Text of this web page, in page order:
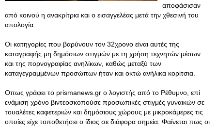
αποφάσισαν
από κοινού η ανακρίτρια και ο εισαγγελέας μετά την χθεσινή του
απολογία.
Οι κατηγορίες που βαρύνουν τον 32χρονο είναι αυτές της
καταγραφής μη δημόσιων στιγμών με τη χρήση τεχνητών μέσων
και της πορνογραφίας ανηλίκων, καθώς μεταξύ των
καταγεγραμμένων προσώπων ήταν και οκτώ ανήλικα κορίτσια.
Οπως γράφει το prismanews.gr o λογιστής από το Ρέθυμνο, επί
ενάμιση χρόνο βιντεοσκοπούσε προσωπικές στιγμές γυναικών σε
τουαλέτες καφετεριών και δημόσιους χώρους με μικροκάμερες τις
οποίες είχε τοποθετήσει ο ίδιος σε διάφορα σημεία. Φαίνεται πως οι